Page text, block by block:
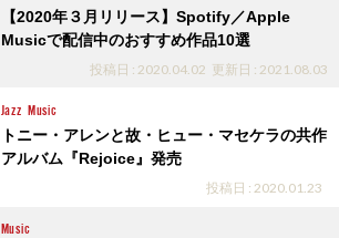
【2020年３月リリース】Spotify／Apple
Musicで配信中のおすすめ作品10選
投稿日 : 2020.04.02 更新日 : 2021.08.03
Jazz Music
トニー・アレンと故・ヒュー・マセケラの共作
アルバム『Rejoice』発売
投稿日 : 2020.01.23
Music